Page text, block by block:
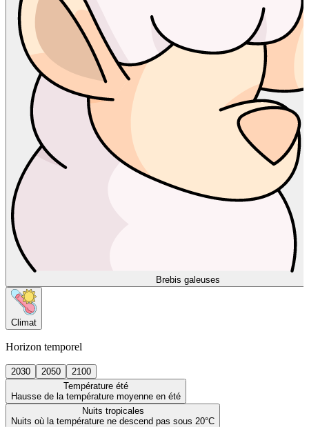
Brebis galeuses
Climat
Horizon temporel
2030 2050
2100
Température été
Hausse de la température moyenne en été
Nuits tropicales
Nuits où la température ne descend pas sous 20°C